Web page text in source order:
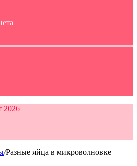
2026
/Разные яйца в микроволновке